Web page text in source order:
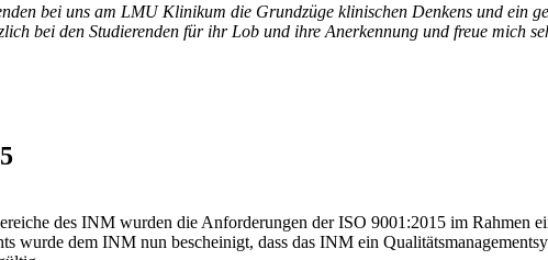
bei uns am LMU Klinikum die Grundzüge klinischen Denkens und ein
bei den Studierenden für ihr Lob und ihre Anerkennung und freue mich
des INM wurden die Anforderungen der ISO 9001:2015 im Rahmen
wurde dem INM nun bescheinigt, dass das INM ein